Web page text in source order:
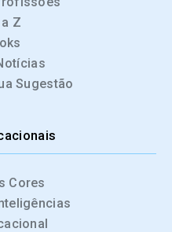
Z
Sugestão
Cores